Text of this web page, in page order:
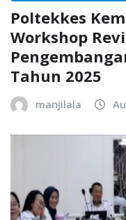
Poltekkes
Workshop
Tahun 2025
manjilala